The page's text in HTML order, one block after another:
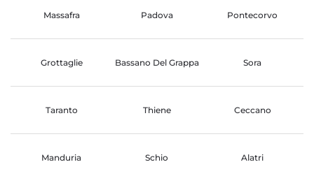
Massafra Padova Pontecorvo
Grottaglie Bassano Del Grappa Sora
Taranto Thiene Ceccano
Manduria Schio Alatri